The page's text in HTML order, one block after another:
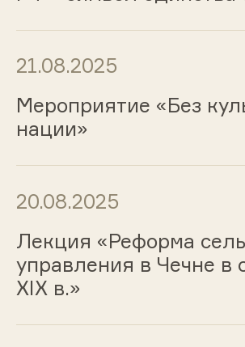
21.08.2025
Мероприятие «Без
нации»
20.08.2025
Лекция «Реформа
управления в Чечне в
XIX в.»